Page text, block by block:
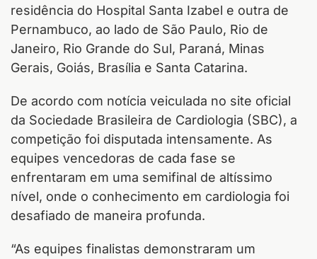
residência do Hospital Santa Izabel e outra de
Pernambuco, ao lado de São Paulo, Rio de
Janeiro, Rio Grande do Sul, Paraná, Minas
Gerais, Goiás, Brasília e Santa Catarina.
De acordo com notícia veiculada no site oficial
da Sociedade Brasileira de Cardiologia (SBC), a
competição foi disputada intensamente. As
equipes vencedoras de cada fase se
enfrentaram em uma semifinal de altíssimo
nível, onde o conhecimento em cardiologia foi
desafiado de maneira profunda.
“As equipes finalistas demonstraram um